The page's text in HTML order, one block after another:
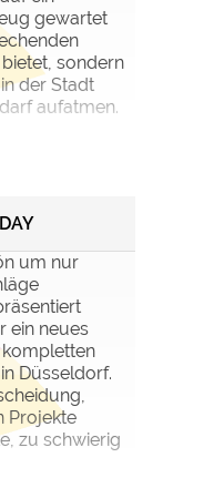
gewartet
sondern
der Stadt
aufatmen.
um nur
ein neues
kompletten
Düsseldorf.
Projekte
zu schwierig